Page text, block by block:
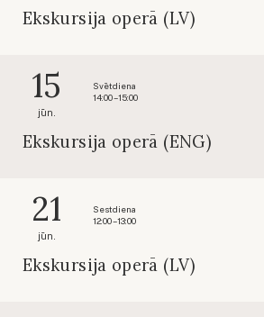
Ekskursija operā (LV)
15
jūn.
Svētdiena
14:00 – 15:00
Ekskursija operā (ENG)
21
jūn.
Sestdiena
12:00 – 13:00
Ekskursija operā (LV)